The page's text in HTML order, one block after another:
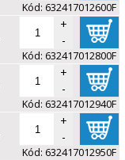
Kód: 632417012600F
+
-
Kód: 632417012800F
+
-
Kód: 632417012940F
+
-
Kód: 632417012950F